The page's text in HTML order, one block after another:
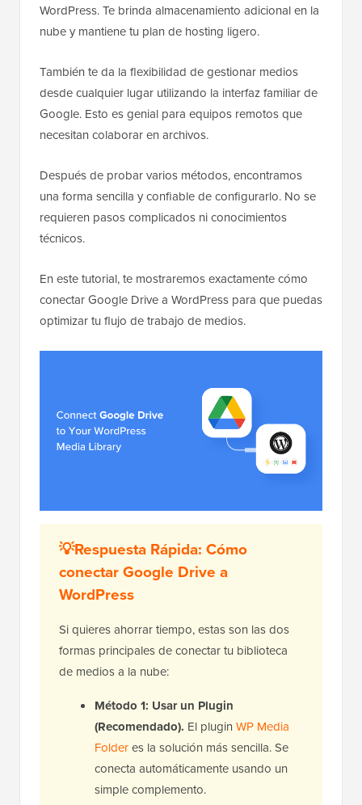
WordPress. Te brinda almacenamiento adicional en la
nube y mantiene tu plan de hosting ligero.
También te da la flexibilidad de gestionar medios
desde cualquier lugar utilizando la interfaz familiar de
Google. Esto es genial para equipos remotos que
necesitan colaborar en archivos.
Después de probar varios métodos, encontramos
una forma sencilla y confiable de configurarlo. No se
requieren pasos complicados ni conocimientos
técnicos.
En este tutorial, te mostraremos exactamente cómo
conectar Google Drive a WordPress para que puedas
optimizar tu flujo de trabajo de medios.
💡Respuesta Rápida: Cómo
conectar Google Drive a
WordPress
Si quieres ahorrar tiempo, estas son las dos
formas principales de conectar tu biblioteca
de medios a la nube:
Método 1: Usar un Plugin
(Recomendado). El plugin WP Media
Folderes la solución más sencilla. Se
conecta automáticamente usando un
simple complemento.